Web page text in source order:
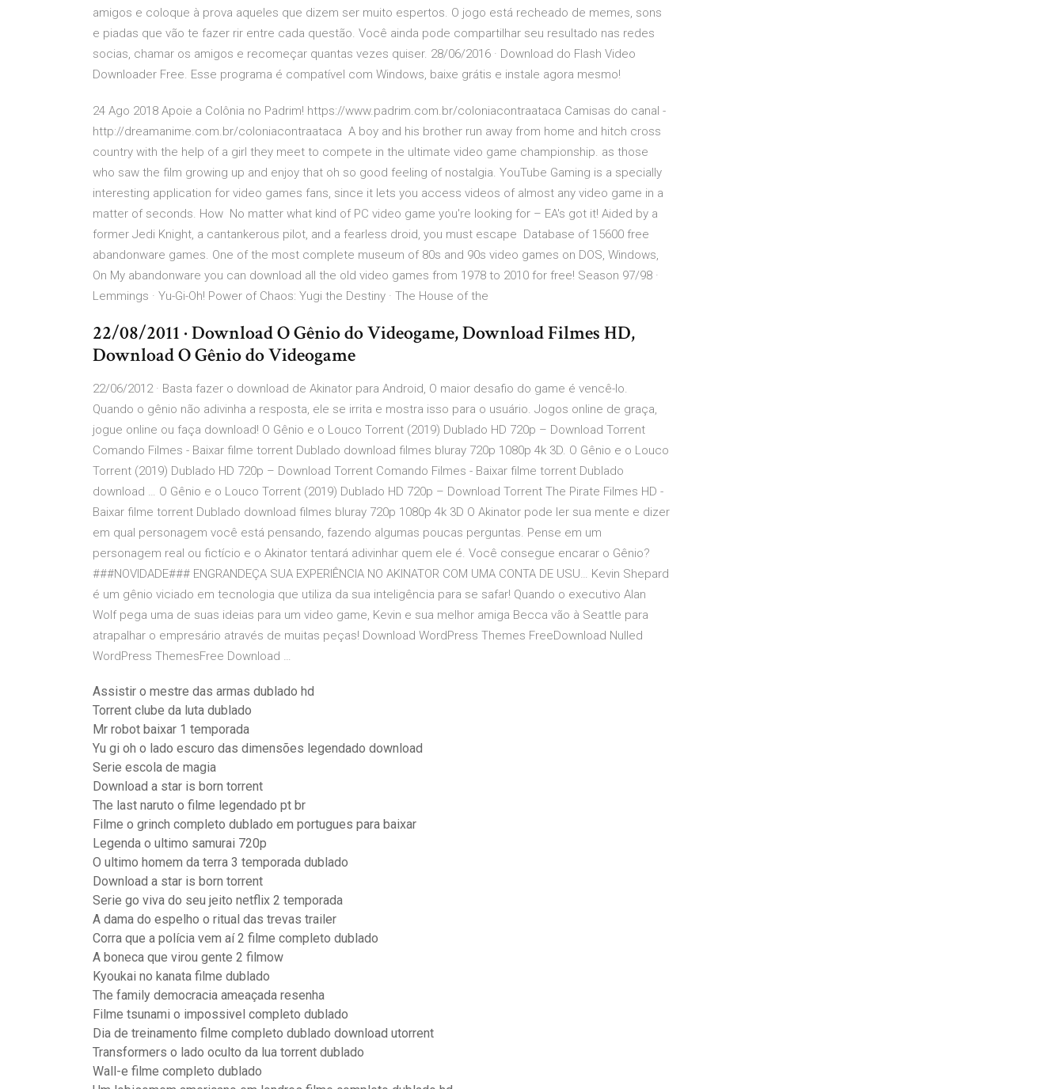
amigos e coloque à prova aqueles que dizem ser muito espertos. O jogo está recheado de memes, sons
e piadas que vão te fazer rir entre cada questão. Você ainda pode compartilhar seu resultado nas redes
socias, chamar os amigos e recomeçar quantas vezes quiser. 28/06/2016 · Download do Flash Video
Downloader Free. Esse programa é compatível com Windows, baixe grátis e instale agora mesmo!
24 Ago 2018 Apoie a Colônia no Padrim! https://www.padrim.com.br/coloniacontraataca Camisas do canal -
http://dreamanime.com.br/coloniacontraataca A boy and his brother run away from home and hitch cross
country with the help of a girl they meet to compete in the ultimate video game championship. as those
who saw the film growing up and enjoy that oh so good feeling of nostalgia. YouTube Gaming is a specially
interesting application for video games fans, since it lets you access videos of almost any video game in a
matter of seconds. How No matter what kind of PC video game you're looking for – EA's got it! Aided by a
former Jedi Knight, a cantankerous pilot, and a fearless droid, you must escape Database of 15600 free
abandonware games. One of the most complete museum of 80s and 90s video games on DOS, Windows,
On My abandonware you can download all the old video games from 1978 to 2010 for free! Season 97/98 ·
Lemmings · Yu-Gi-Oh! Power of Chaos: Yugi the Destiny · The House of the
22/08/2011 · Download O Gênio do Videogame, Download Filmes HD,
Download O Gênio do Videogame
22/06/2012 · Basta fazer o download de Akinator para Android, O maior desafio do game é vencê-lo.
Quando o gênio não adivinha a resposta, ele se irrita e mostra isso para o usuário. Jogos online de graça,
jogue online ou faça download! O Gênio e o Louco Torrent (2019) Dublado HD 720p – Download Torrent
Comando Filmes - Baixar filme torrent Dublado download filmes bluray 720p 1080p 4k 3D. O Gênio e o Louco
Torrent (2019) Dublado HD 720p – Download Torrent Comando Filmes - Baixar filme torrent Dublado
download … O Gênio e o Louco Torrent (2019) Dublado HD 720p – Download Torrent The Pirate Filmes HD -
Baixar filme torrent Dublado download filmes bluray 720p 1080p 4k 3D ‎O Akinator pode ler sua mente e dizer
em qual personagem você está pensando, fazendo algumas poucas perguntas. Pense em um
personagem real ou fictício e o Akinator tentará adivinhar quem ele é. Você consegue encarar o Gênio?
###NOVIDADE### ENGRANDEÇA SUA EXPERIÊNCIA NO AKINATOR COM UMA CONTA DE USU… Kevin Shepard
é um gênio viciado em tecnologia que utiliza da sua inteligência para se safar! Quando o executivo Alan
Wolf pega uma de suas ideias para um video game, Kevin e sua melhor amiga Becca vão à Seattle para
atrapalhar o empresário através de muitas peças! Download WordPress Themes FreeDownload Nulled
WordPress ThemesFree Download …
Assistir o mestre das armas dublado hd
Torrent clube da luta dublado
Mr robot baixar 1 temporada
Yu gi oh o lado escuro das dimensões legendado download
Serie escola de magia
Download a star is born torrent
The last naruto o filme legendado pt br
Filme o grinch completo dublado em portugues para baixar
Legenda o ultimo samurai 720p
O ultimo homem da terra 3 temporada dublado
Download a star is born torrent
Serie go viva do seu jeito netflix 2 temporada
A dama do espelho o ritual das trevas trailer
Corra que a polícia vem aí 2 filme completo dublado
A boneca que virou gente 2 filmow
Kyoukai no kanata filme dublado
The family democracia ameaçada resenha
Filme tsunami o impossivel completo dublado
Dia de treinamento filme completo dublado download utorrent
Transformers o lado oculto da lua torrent dublado
Wall-e filme completo dublado